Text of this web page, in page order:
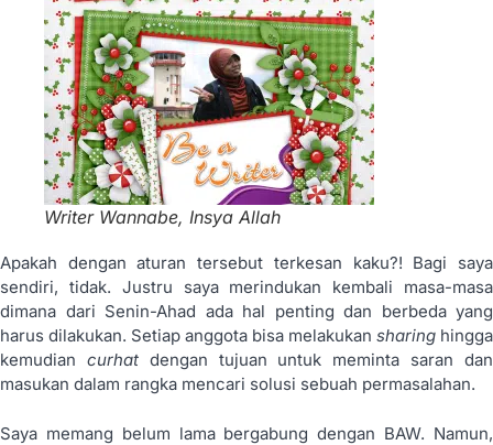
Writer Wannabe, Insya Allah
Apakah dengan aturan tersebut terkesan kaku?! Bagi saya
sendiri, tidak. Justru saya merindukan kembali masa-masa
dimana dari Senin-Ahad ada hal penting dan berbeda yang
harus dilakukan. Setiap anggota bisa melakukan sharing hingga
kemudian curhat dengan tujuan untuk meminta saran dan
masukan dalam rangka mencari solusi sebuah permasalahan.
Saya memang belum lama bergabung dengan BAW. Namun,